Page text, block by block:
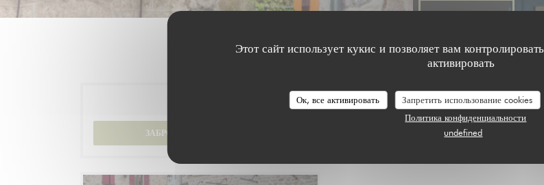
Этот сайт использует кукис и позволяет вам
активировать
Ок, все активировать Запретить использование cookies
Политика конфиденциальности
undefined
События
ЗАБРОНИРОВАТЬ СТОЛИК